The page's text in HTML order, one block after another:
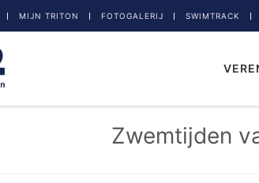
MIJN TRITON FOTOGALERIJ SWIMTRACK
Zwemtijden